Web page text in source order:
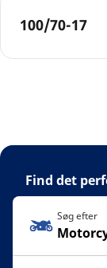
100/70-17
Find det
Søg efter